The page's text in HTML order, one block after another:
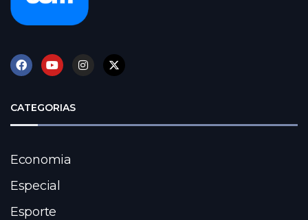
CATEGORIAS
Economia
Especial
Esporte